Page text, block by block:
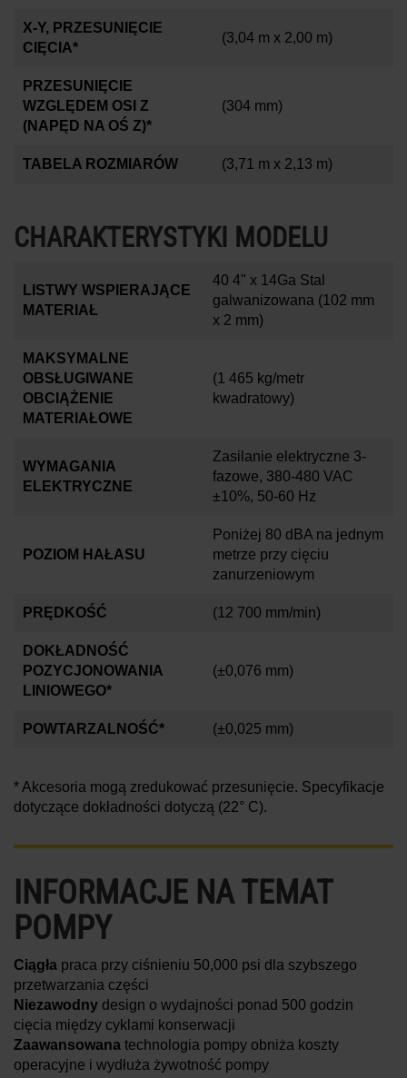
X-Y, PRZESUNIĘCIE
CIĘCIA*
(3,04 m x 2,00 m)
PRZESUNIĘCIE
WZGLĘDEM OSI Z
(NAPĘD NA OŚ Z)*
(304 mm)
TABELA ROZMIARÓW (3,71 m x 2,13 m)
CHARAKTERYSTYKI MODELU
LISTWY WSPIERAJĄCE
MATERIAŁ
40 4" x 14Ga Stal
galwanizowana (102 mm
x 2 mm)
MAKSYMALNE
OBSŁUGIWANE
OBCIĄŻENIE
MATERIAŁOWE
(1 465 kg/metr
kwadratowy)
WYMAGANIA
ELEKTRYCZNE
Zasilanie elektryczne 3-
fazowe, 380-480 VAC
±10%, 50-60 Hz
POZIOM HAŁASU
Poniżej 80 dBA na jednym
metrze przy cięciu
zanurzeniowym
PRĘDKOŚĆ (12 700 mm/min)
DOKŁADNOŚĆ
POZYCJONOWANIA
LINIOWEGO*
(±0,076 mm)
POWTARZALNOŚĆ* (±0,025 mm)
* Akcesoria mogą zredukować przesunięcie. Specyfikacje
dotyczące dokładności dotyczą (22° C).
INFORMACJE NA TEMAT
POMPY
Ciągła praca przy ciśnieniu 50,000 psi dla szybszego
przetwarzania części
Niezawodny design o wydajności ponad 500 godzin
cięcia między cyklami konserwacji
Zaawansowana technologia pompy obniża koszty
operacyjne i wydłuża żywotność pompy